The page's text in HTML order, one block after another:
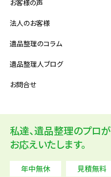
お客様の声
法人のお客様
遺品整理のコラム
遺品整理人ブログ
お問合せ
私達、遺品整理のプロが
お応えいたします。
年中無休 見積無料